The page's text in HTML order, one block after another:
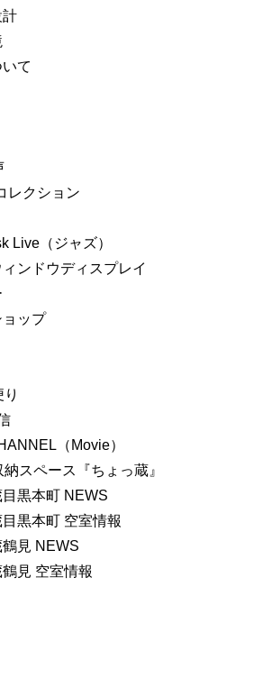
計
て
レクション
Live（ジャズ）
ンドウディスプレイ
ョップ
（Movie）
スペース『ちょっ蔵』
黒本町 NEWS
黒本町 空室情報
見 NEWS
見 空室情報